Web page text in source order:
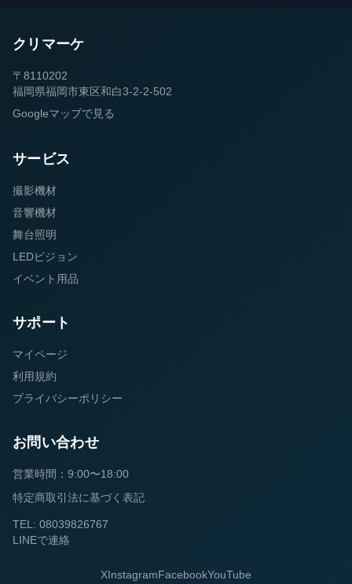
クリマーケ
〒8110202
福岡県福岡市東区和白3-2-2-502
Googleマップで見る
サービス
撮影機材
音響機材
舞台照明
LEDビジョン
イベント用品
サポート
マイページ
利用規約
プライバシーポリシー
お問い合わせ
営業時間：9:00〜18:00
特定商取引法に基づく表記
TEL: 08039826767
LINEで連絡
XInstagramFacebookYouTube